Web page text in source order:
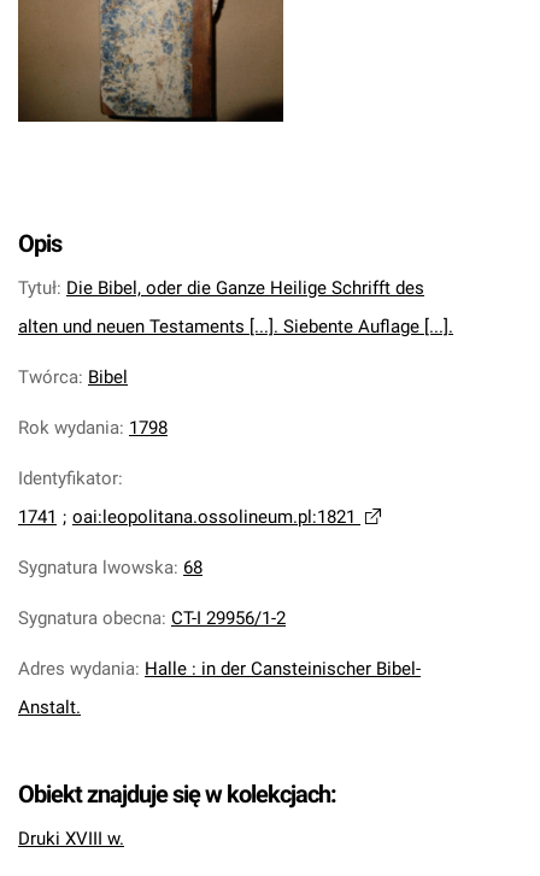
Opis
Tytuł: Die Bibel, oder die Ganze Heilige Schrifft des
alten und neuen Testaments [...]. Siebente Auflage [...].
Twórca: Bibel
Rok wydania: 1798
Identyfikator:
1741 ; oai:leopolitana.ossolineum.pl:1821
Sygnatura lwowska: 68
Sygnatura obecna: CT-I 29956/1-2
Adres wydania: Halle : in der Cansteinischer Bibel-
Anstalt.
Obiekt znajduje się w kolekcjach:
Druki XVIII w.